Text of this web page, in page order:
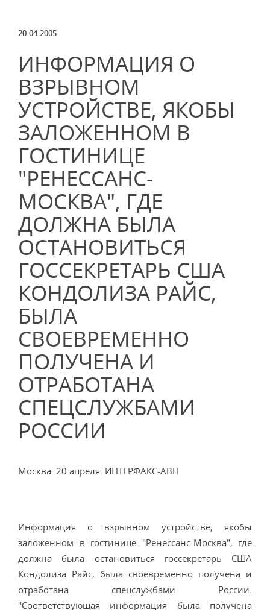
20.04.2005
ИНФОРМАЦИЯ О
ВЗРЫВНОМ
УСТРОЙСТВЕ, ЯКОБЫ
ЗАЛОЖЕННОМ В
ГОСТИНИЦЕ
"РЕНЕССАНС-
МОСКВА", ГДЕ
ДОЛЖНА БЫЛА
ОСТАНОВИТЬСЯ
ГОССЕКРЕТАРЬ США
КОНДОЛИЗА РАЙС,
БЫЛА
СВОЕВРЕМЕННО
ПОЛУЧЕНА И
ОТРАБОТАНА
СПЕЦСЛУЖБАМИ
РОССИИ
Москва. 20 апреля. ИНТЕРФАКС-АВН
Информация о взрывном устройстве, якобы
заложенном в гостинице "Ренессанс-Москва", где
должна была остановиться госсекретарь США
Кондолиза Райс, была своевременно получена и
отработана спецслужбами России.
"Соответствующая информация была получена